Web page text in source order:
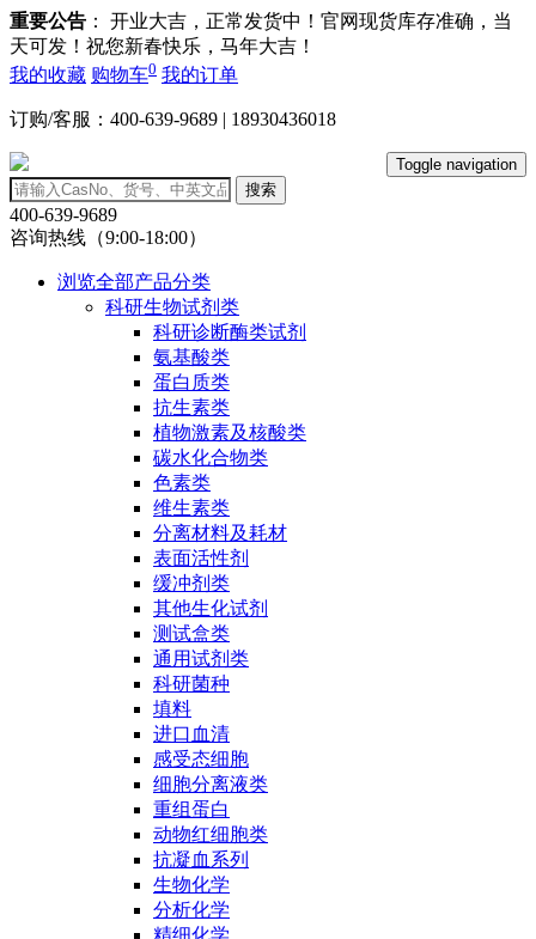
重要公告 ： 开业大吉，正常发货中！官网现货库存准确，当
天可发！祝您新春快乐，马年大吉！
我的收藏 购物车0 我的订单
订购/客服：400-639-9689 | 18930436018
Toggle navigation
搜索
400-639-9689
咨询热线（9:00-18:00）
浏览全部产品分类
科研生物试剂类
科研诊断酶类试剂
氨基酸类
蛋白质类
抗生素类
植物激素及核酸类
碳水化合物类
色素类
维生素类
分离材料及耗材
表面活性剂
缓冲剂类
其他生化试剂
测试盒类
通用试剂类
科研菌种
填料
进口血清
感受态细胞
细胞分离液类
重组蛋白
动物红细胞类
抗凝血系列
生物化学
分析化学